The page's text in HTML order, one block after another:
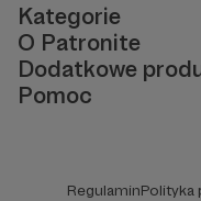
Kategorie
O Patronite
Dodatkowe
Pomoc
RegulaminPolityka